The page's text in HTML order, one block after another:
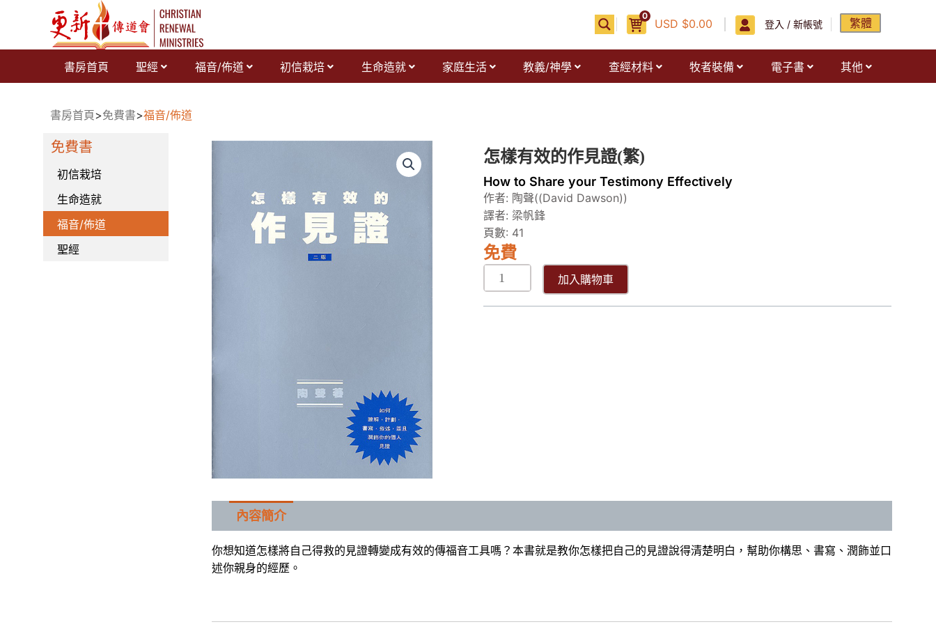
繁體
0
USD $0.00 登入 / 新帳號
書房首頁 聖經 福音/佈道 初信栽培 生命造就 家庭生活 教義/神學 查經材料 牧者裝備 電子書 其他
書房首頁>免費書>福音/佈道
免費書
初信栽培
生命造就
福音/佈道
聖經
怎樣有效的作見證(繁)
How to Share your Testimony Effectively
作者: 陶聲((David Dawson))
譯者: 梁帆鋒
頁數: 41
免費
怎
樣
有
效
的
作
見
證
數
量
加入購物車
內容簡介
你想知道怎樣將自己得救的見證轉變成有效的傳福音工具嗎？本書就是教你怎樣把自己的見證說得清楚明白，幫助你構思、書寫、潤飾並口
述你親身的經歷。